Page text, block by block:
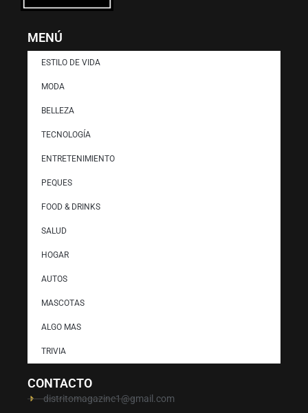
MENÚ
ESTILO DE VIDA
MODA
BELLEZA
TECNOLOGÍA
ENTRETENIMIENTO
PEQUES
FOOD & DRINKS
SALUD
HOGAR
AUTOS
MASCOTAS
ALGO MAS
TRIVIA
CONTACTO
distritomagazine1@gmail.com